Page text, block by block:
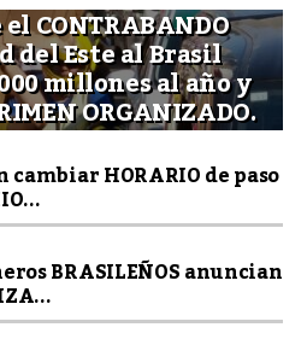
CONTRABANDO
del Este al Brasil
millones al año y
ORGANIZADO.
cambiar HORARIO de paso
BRASILEÑOS anuncian